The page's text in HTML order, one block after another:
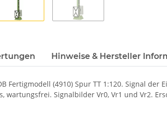
Hinweise & Hersteller
Fertigmodell (4910) Spur TT 1:120. Signal
wartungsfrei. Signalbilder Vr0, Vr1 und Vr2.